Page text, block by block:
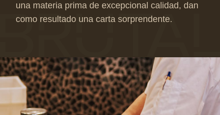
una materia prima de excepcional calidad, dan
como resultado una carta sorprendente.